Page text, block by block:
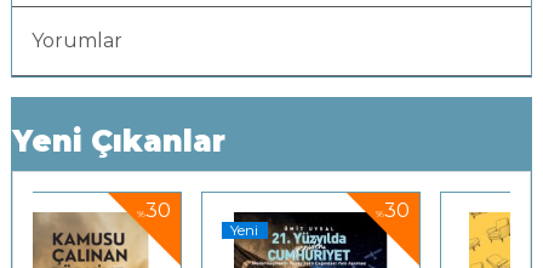
Yorumlar
Yeni Çıkanlar
30
Yeni
25